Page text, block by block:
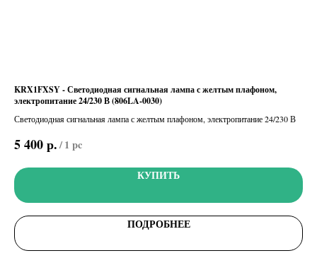
KRX1FXSY - Светодиодная сигнальная лампа с желтым плафоном,
электропитание 24/230 В (806LA-0030)
Светодиодная сигнальная лампа с желтым плафоном, электропитание 24/230 В
5 400р./1 pc
КУПИТЬ
ПОДРОБНЕЕ